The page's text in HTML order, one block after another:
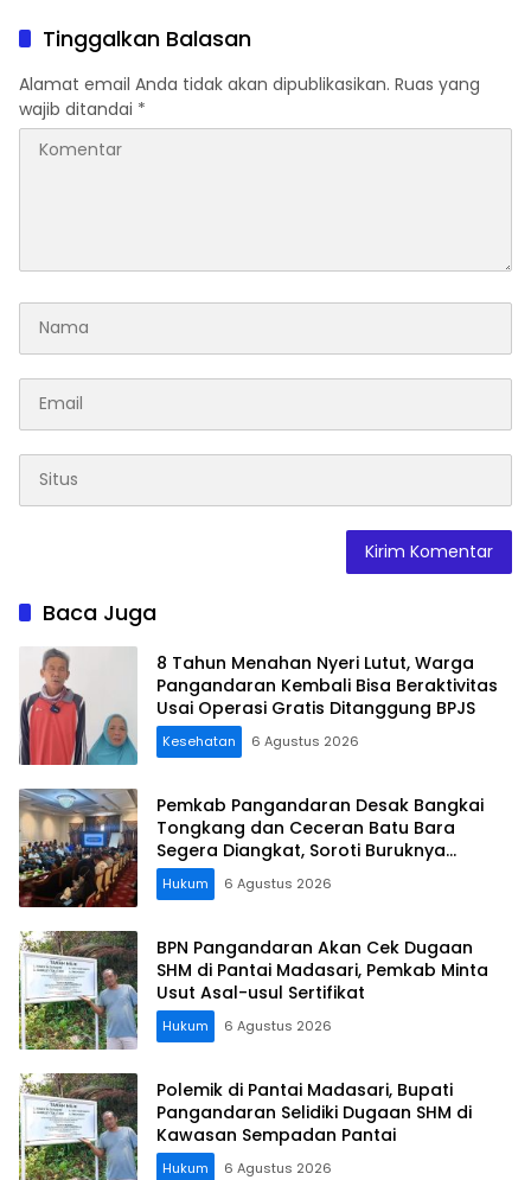
Tinggalkan Balasan
Alamat email Anda tidak akan dipublikasikan. Ruas yang
wajib ditandai *
Baca Juga
8 Tahun Menahan Nyeri Lutut, Warga
Pangandaran Kembali Bisa Beraktivitas
Usai Operasi Gratis Ditanggung BPJS
Kesehatan 6 Agustus 2026
Pemkab Pangandaran Desak Bangkai
Tongkang dan Ceceran Batu Bara
Segera Diangkat, Soroti Buruknya
Koordinasi Perusahaan
Hukum 6 Agustus 2026
BPN Pangandaran Akan Cek Dugaan
SHM di Pantai Madasari, Pemkab Minta
Usut Asal-usul Sertifikat
Hukum 6 Agustus 2026
Polemik di Pantai Madasari, Bupati
Pangandaran Selidiki Dugaan SHM di
Kawasan Sempadan Pantai
Hukum 6 Agustus 2026